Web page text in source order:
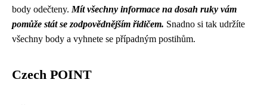
body odečteny. Mít všechny informace na dosah ruky vám
pomůže stát se zodpovědnějším řidičem. Snadno si tak udržíte
všechny body a vyhnete se případným postihům.
Czech POINT